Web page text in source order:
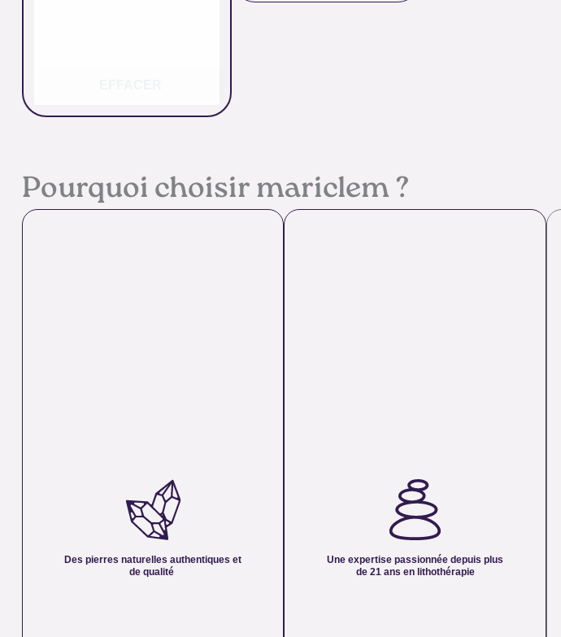
Pourquoi choisir mariclem ?
Des pierres naturelles authentiques et
de qualité
AUTHENTIQUES ET DE QUALITÉ :
Nous sélectionnons rigoureusement nos minéraux
pour vous offrir des pierres 100 % naturelles, non
cristal est choisi pour sa beauté, sa vibration et son
authenticité afin de vous garantir un produit à la
Une expertise passionnée depuis plus
de 21 ans en lithothérapie
PLUS DE 21 ANS EN LITHOTHÉRAPIE :
Forte d’une expérience de plus de deux décennies,
notre équipe vous partage son savoir et sa passion
connaissances en lithothérapie à votre service pour
vous accompagner dans votre quête de bien-être et